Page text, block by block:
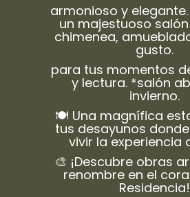
armonioso y
un majestuoso
chimenea,
gusto.
para tus momentos
y lectura. *salón
invierno.
🍽️ Una magnífica
tus desayunos
vivir la experiencia
🎨 ¡Descubre obras
renombre en el
Residencia!